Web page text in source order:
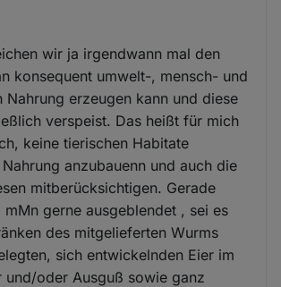
wir ja irgendwann mal den
konsequent umwelt-, mensch- und
erzeugen kann und diese
verspeist. Das heißt für mich
keine tierischen Habitate
anzubauenn und auch die
mitberücksichtigen. Gerade
gerne ausgeblendet , sei es
des mitgelieferten Wurms
sich entwickelnden Eier im
und/oder Ausguß sowie ganz